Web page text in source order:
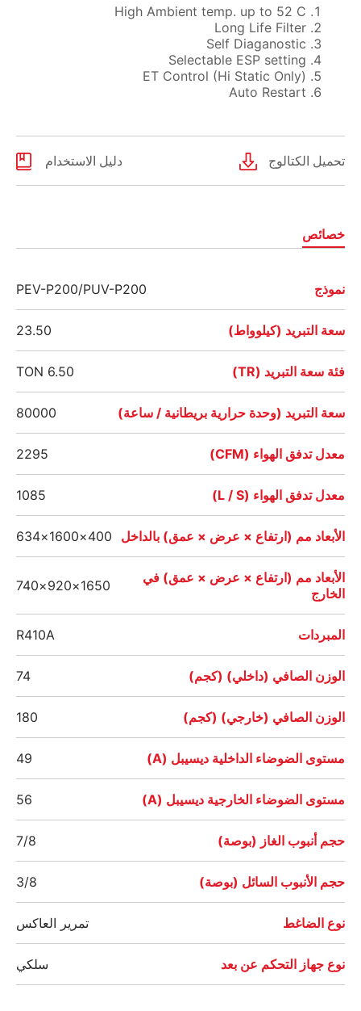
High Ambient temp. up to 52 C
Long Life Filter
Self Diaganostic
Selectable ESP setting
ET Control (Hi Static Only)
Auto Restart
تحميل الكتالوج دليل الاستخدام
خصائص
نموذج PEV-P200/PUV-P200
سعة التبريد (كيلوواط) 23.50
فئة سعة التبريد (TR) 6.50 TON
سعة التبريد (وحدة حرارية بريطانية / ساعة) 80000
معدل تدفق الهواء (CFM) 2295
معدل تدفق الهواء (L / S) 1085
الأبعاد مم (ارتفاع × عرض × عمق) بالداخل 400×1600×634
الأبعاد مم (ارتفاع × عرض × عمق) في
الخارج
1650×920×740
المبردات R410A
الوزن الصافي (داخلي) (كجم) 74
الوزن الصافي (خارجي) (كجم) 180
مستوى الضوضاء الداخلية ديسيبل (A) 49
مستوى الضوضاء الخارجية ديسيبل (A) 56
حجم أنبوب الغاز (بوصة) 7/8
حجم الأنبوب السائل (بوصة) 3/8
نوع الضاغط تمرير العاكس
نوع جهاز التحكم عن بعد سلكي